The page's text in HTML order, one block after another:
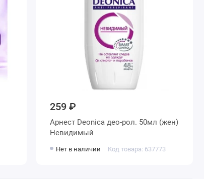
259 ₽
Арнест Deonica део-рол. 50мл (жен)
Невидимый
Нет в наличии Код товара: 637773